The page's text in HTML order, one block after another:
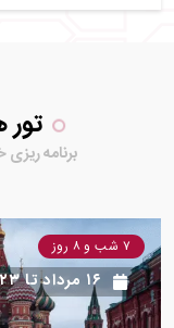
برنامه
۷ شب و ۸ روز
۱۶ مرداد تا۲۳ مرداد